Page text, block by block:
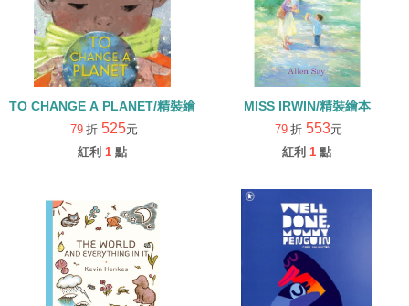
TO CHANGE A PLANET/精裝繪本
79 折 525元
紅利 1 點
MISS IRWIN/精裝繪本
79 折 553元
紅利 1 點